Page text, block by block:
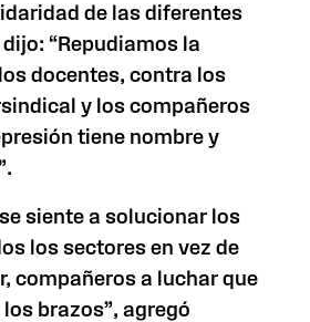
de las diferentes
“Repudiamos la
docentes, contra los
y los compañeros
tiene nombre y
siente a solucionar los
los sectores en vez de
compañeros a luchar que
brazos”, agregó